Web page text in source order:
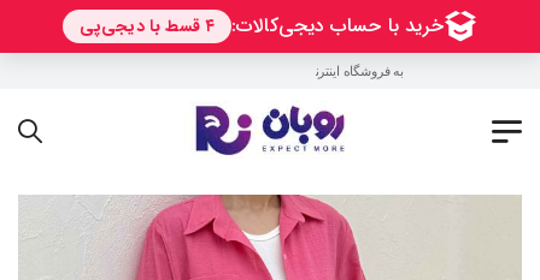
به فروشگاه اینترنتی روبان خوش آمدید !